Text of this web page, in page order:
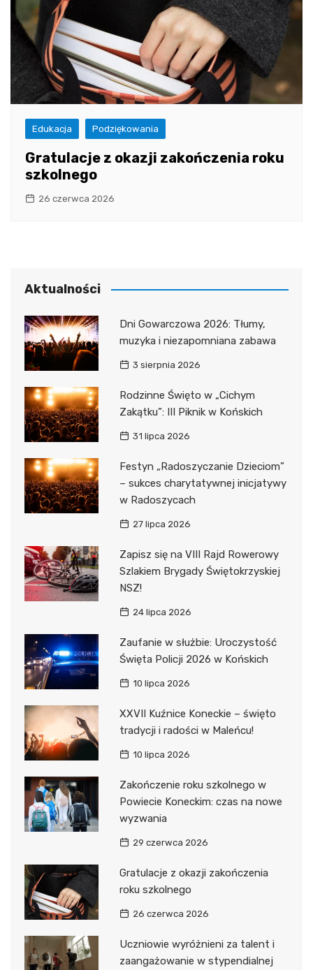
Edukacja Podziękowania
Gratulacje z okazji zakończenia roku
szkolnego
26 czerwca 2026
Aktualności
Dni Gowarczowa 2026: Tłumy,
muzyka i niezapomniana zabawa
3 sierpnia 2026
Rodzinne Święto w „Cichym
Zakątku”: III Piknik w Końskich
31 lipca 2026
Festyn „Radoszyczanie Dzieciom”
– sukces charytatywnej inicjatywy
w Radoszycach
27 lipca 2026
Zapisz się na VIII Rajd Rowerowy
Szlakiem Brygady Świętokrzyskiej
NSZ!
24 lipca 2026
Zaufanie w służbie: Uroczystość
Święta Policji 2026 w Końskich
10 lipca 2026
XXVII Kuźnice Koneckie – święto
tradycji i radości w Maleńcu!
10 lipca 2026
Zakończenie roku szkolnego w
Powiecie Koneckim: czas na nowe
wyzwania
29 czerwca 2026
Gratulacje z okazji zakończenia
roku szkolnego
26 czerwca 2026
Uczniowie wyróżnieni za talent i
zaangażowanie w stypendialnej